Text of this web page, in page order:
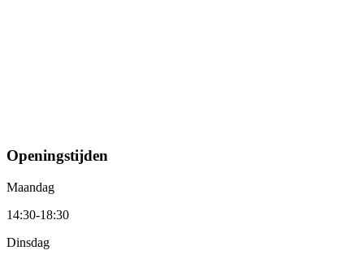
Openingstijden
Maandag
14:30-18:30
Dinsdag